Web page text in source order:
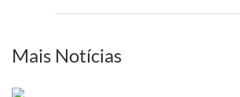
PI
Mais Notícias